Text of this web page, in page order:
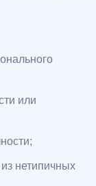
или
нетипичных